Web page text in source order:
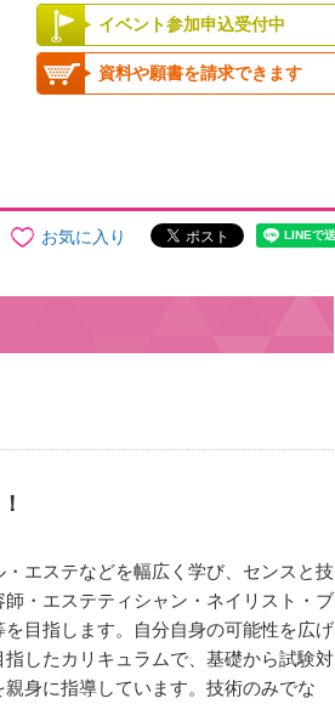
イベント参加申込受付中
資料や願書を請求できます
お気に入り
エステなどを幅広く学び、センスと技
・エステティシャン・ネイリスト・ブ
目指します。自分自身の可能性を広げ
指したカリキュラムで、基礎から試験対
身に指導しています。技術のみでな